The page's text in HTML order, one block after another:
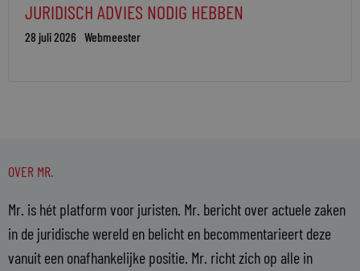
JURIDISCH ADVIES NODIG HEBBEN
28 juli 2026 Webmeester
OVER MR.
Mr. is hét platform voor juristen. Mr. bericht over actuele zaken
in de juridische wereld en belicht en becommentarieert deze
vanuit een onafhankelijke positie. Mr. richt zich op alle in